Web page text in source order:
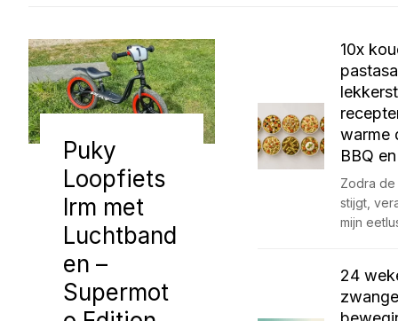
Puky
Loopfiets
lrm met
Luchtband
en –
Supermot
10x
warme
BBQ
Zodra de
stijgt,
mijn
24